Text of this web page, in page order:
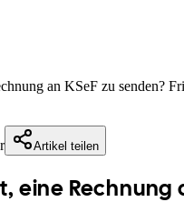
an KSeF zu senden?
Artikel teilen
eine Rechnung